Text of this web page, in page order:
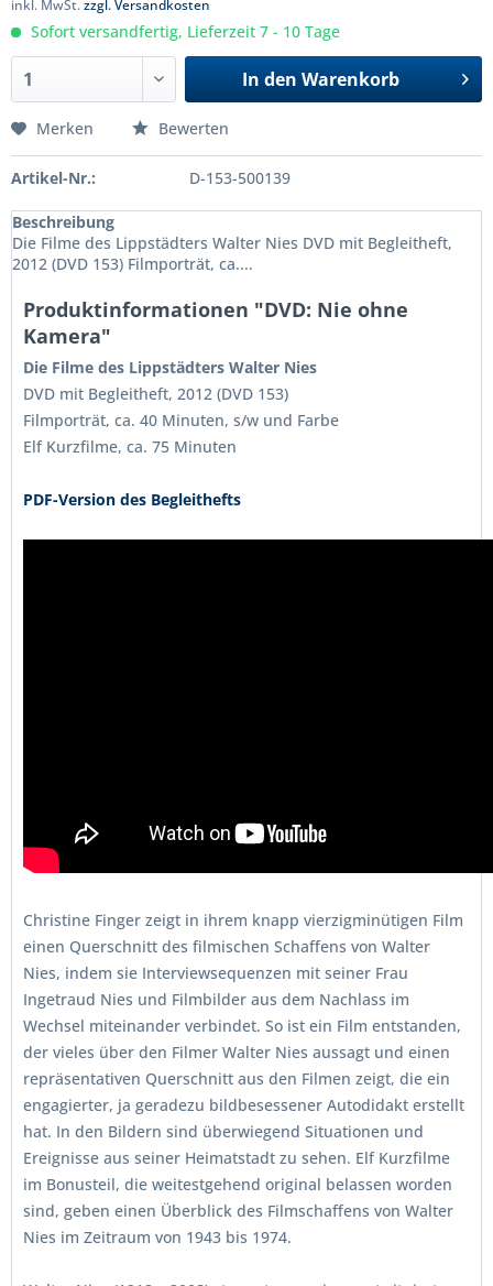
inkl. MwSt.zzgl. Versandkosten
Sofort versandfertig, Lieferzeit 7 - 10 Tage
In den Warenkorb
Merken Bewerten
Artikel-Nr.: D-153-500139
Beschreibung
Die Filme des Lippstädters Walter Nies DVD mit Begleitheft,
2012 (DVD 153) Filmporträt, ca....
Produktinformationen "DVD: Nie ohne
Kamera"
Die Filme des Lippstädters Walter Nies
DVD mit Begleitheft, 2012 (DVD 153)
Filmporträt, ca. 40 Minuten, s/w und Farbe
Elf Kurzfilme, ca. 75 Minuten
PDF-Version des Begleithefts
Christine Finger zeigt in ihrem knapp vierzigminütigen Film
einen Querschnitt des filmischen Schaffens von Walter
Nies, indem sie Interviewsequenzen mit seiner Frau
Ingetraud Nies und Filmbilder aus dem Nachlass im
Wechsel miteinander verbindet. So ist ein Film entstanden,
der vieles über den Filmer Walter Nies aussagt und einen
repräsentativen Querschnitt aus den Filmen zeigt, die ein
engagierter, ja geradezu bildbesessener Autodidakt erstellt
hat. In den Bildern sind überwiegend Situationen und
Ereignisse aus seiner Heimatstadt zu sehen. Elf Kurzfilme
im Bonusteil, die weitestgehend original belassen worden
sind, geben einen Überblick des Filmschaffens von Walter
Nies im Zeitraum von 1943 bis 1974.